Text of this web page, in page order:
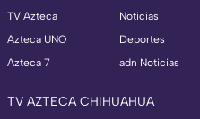
TV Azteca
Azteca UNO
Azteca 7
Noticias
Deportes
adn Noticias
TV AZTECA CHIHUAHUA